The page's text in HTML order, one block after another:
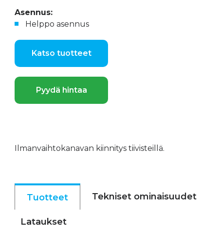
Asennus:
Helppo asennus
Katso tuotteet
Pyydä hintaa
Ilmanvaihtokanavan kiinnitys tiivisteillä.
Tuotteet Tekniset ominaisuudet
Lataukset